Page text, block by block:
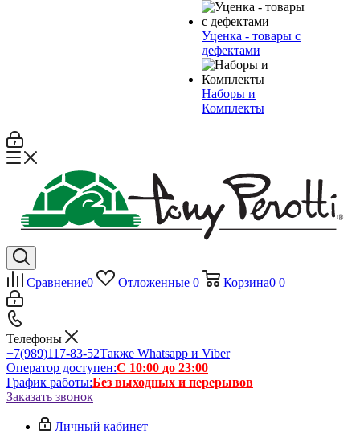
Уценка - товары с
дефектами
Наборы и
Комплекты
Сравнение0 Отложенные 0 Корзина0 0
Телефоны
+7(989)117-83-52Также Whatsapp и Viber
Оператор доступен:С 10:00 до 23:00
График работы:Без выходных и перерывов
Заказать звонок
Личный кабинет